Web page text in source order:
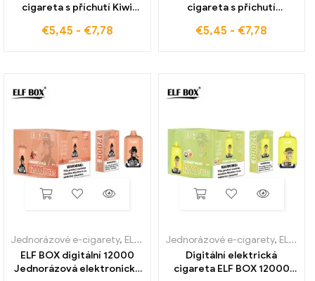
cigareta s příchutí Kiwi
bez daně
€5,45 - €7,78
cigareta s příchutí
daně
€5,45 - €7,78
Jednorázové e-cigarety, ELF BOX digitální 12000
ELF BOX digitální 12000
Jednorázová elektronická
Jednorázové e-cigarety, ELF BOX digitální 12000
Digitální elektrická
cigareta ELF BOX 12000